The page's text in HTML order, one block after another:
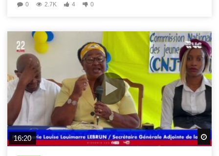
0 2.7K 4 0
16:20